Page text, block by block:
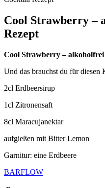
Cool Strawberry –
Rezept
Cool Strawberry – alkoholfrei
Und das brauchst du für diesen
2cl Erdbeersirup
1cl Zitronensaft
8cl Maracujanektar
aufgießen mit Bitter Lemon
Garnitur: eine Erdbeere
BARFLOW